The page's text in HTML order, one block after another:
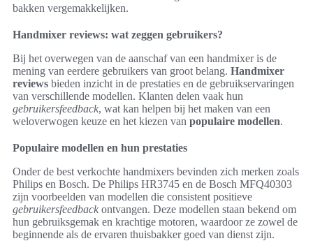
bakken vergemakkelijken.
Handmixer reviews: wat zeggen gebruikers?
Bij het overwegen van de aanschaf van een handmixer is de
mening van eerdere gebruikers van groot belang. Handmixer
reviews bieden inzicht in de prestaties en de gebruikservaringen
van verschillende modellen. Klanten delen vaak hun
gebruikersfeedback, wat kan helpen bij het maken van een
weloverwogen keuze en het kiezen van populaire modellen.
Populaire modellen en hun prestaties
Onder de best verkochte handmixers bevinden zich merken zoals
Philips en Bosch. De Philips HR3745 en de Bosch MFQ40303
zijn voorbeelden van modellen die consistent positieve
gebruikersfeedback ontvangen. Deze modellen staan bekend om
hun gebruiksgemak en krachtige motoren, waardoor ze zowel de
beginnende als de ervaren thuisbakker goed van dienst zijn.